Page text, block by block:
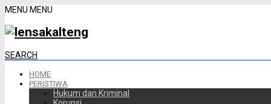
MENU MENU
SEARCH
HOME
PERISTIWA
Hukum dan Kriminal